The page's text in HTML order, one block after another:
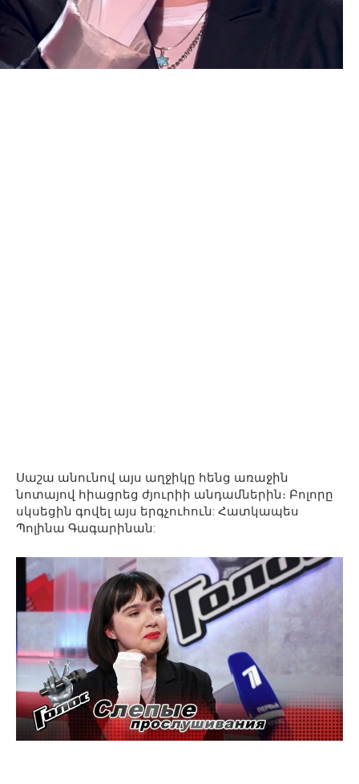
Սաշա անունով այս աղջիկը հենց առաջին
նոտայով հիացրեց ժյուրիի անդամներին։ Բոլորը
սկսեցին գովել այս երգչուհուն: Հատկապես
Պոլինա Գագարինան: